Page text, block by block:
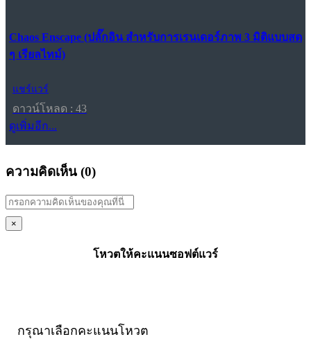
Chaos Enscape (ปลั๊กอิน สำหรับการเรนเดอร์ภาพ 3 มิติแบบสด
ๆ เรียลไทม์)
แชร์แวร์
ดาวน์โหลด : 43
ดูเพิ่มอีก...
ความคิดเห็น (0)
×
โหวตให้คะแนนซอฟต์แวร์
กรุณาเลือกคะแนนโหวต